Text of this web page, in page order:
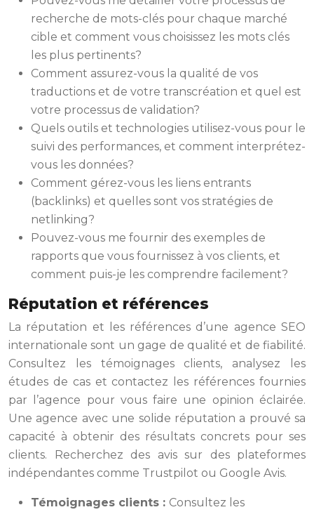
recherche de mots-clés pour chaque marché
cible et comment vous choisissez les mots clés
les plus pertinents?
Comment assurez-vous la qualité de vos
traductions et de votre transcréation et quel est
votre processus de validation?
Quels outils et technologies utilisez-vous pour le
suivi des performances, et comment interprétez-
vous les données?
Comment gérez-vous les liens entrants
(backlinks) et quelles sont vos stratégies de
netlinking?
Pouvez-vous me fournir des exemples de
rapports que vous fournissez à vos clients, et
comment puis-je les comprendre facilement?
Réputation et références
La réputation et les références d’une agence SEO
internationale sont un gage de qualité et de fiabilité.
Consultez les témoignages clients, analysez les
études de cas et contactez les références fournies
par l’agence pour vous faire une opinion éclairée.
Une agence avec une solide réputation a prouvé sa
capacité à obtenir des résultats concrets pour ses
clients. Recherchez des avis sur des plateformes
indépendantes comme Trustpilot ou Google Avis.
Témoignages clients : Consultez les